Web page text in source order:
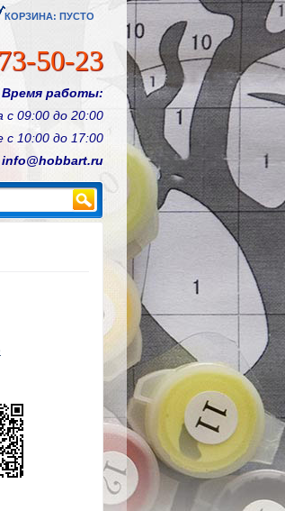
КОРЗИНА: ПУСТО
50-23
Время работы:
с 09:00 до 20:00
с 10:00 до 17:00
Найти